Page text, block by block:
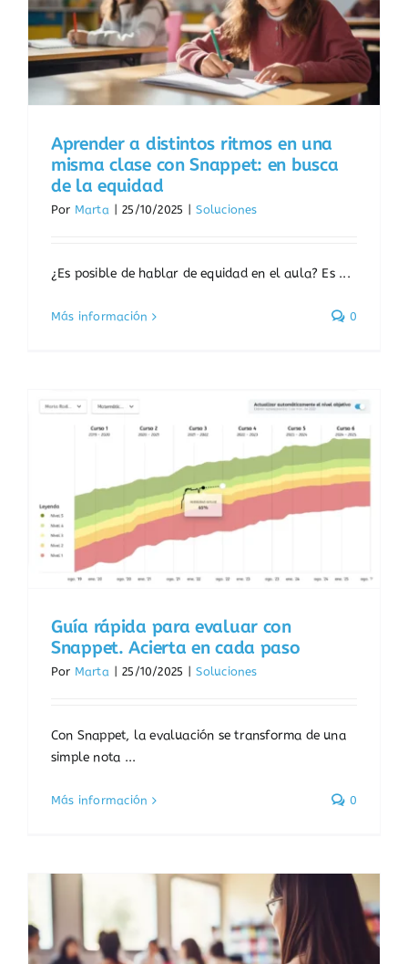
Aprender a distintos ritmos en una
misma clase con Snappet: en busca
de la equidad
Por Marta | 25/10/2025 | Soluciones
¿Es posible de hablar de equidad en el aula? Es ...
Más información 0
Guía rápida para evaluar con
Snappet. Acierta en cada paso
Por Marta | 25/10/2025 | Soluciones
Con Snappet, la evaluación se transforma de una
simple nota ...
Más información 0